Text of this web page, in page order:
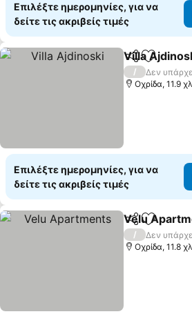
Επιλέξτε ημερομηνίες, για να
δείτε τις ακριβείς τιμές
Κοινοποίηση
Villa
/
Δεν
Οχρίδα, 11.9
Επιλέξτε ημερομηνίες, για να
δείτε τις ακριβείς τιμές
Κοινοποίηση
Velu
/
Δεν
Οχρίδα, 11.8